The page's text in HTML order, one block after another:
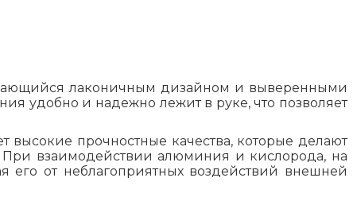
лаконичным дизайном и выверенными
удобно и надежно лежит в руке, что позволяет
прочностные качества, которые делают
взаимодействии алюминия и кислорода, на
его от неблагоприятных воздействий внешней